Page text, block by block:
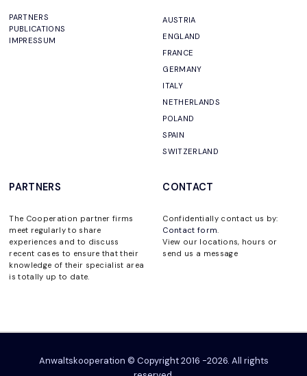
PARTNERS
PUBLICATIONS
IMPRESSUM
AUSTRIA
ENGLAND
FRANCE
GERMANY
ITALY
NETHERLANDS
POLAND
SPAIN
SWITZERLAND
PARTNERS
The Cooperation partner firms
meet regularly to share
experiences and to discuss
recent cases to ensure that their
knowledge of their specialist area
is totally up to date.
CONTACT
Confidentially contact us by:
Contact form.
View our locations, hours or
send us a message
Anwaltskooperation © Copyright 2016 -2026. All rights